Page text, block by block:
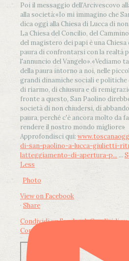
Poi il messaggio dell’Arcivescovo
alla società:«Io mi immagino che
dica oggi alla Chiesa di Lucca di
La Chiesa del Concilio, del
del magistero dei papi è una Chiesa
paura di confrontarsi con la realtà
l'annuncio del Vangelo».«Vediamo
della paura intorno a noi, nelle
grandi dinamiche sociali e politiche
di riarmo, di chiusura e di
fronte a questo, San Paolino
società di non chiudersi, di
paura, perché c'è ancora molto da
rendere il nostro mondo migliore»
Approfondisci qui:
di-san-paolino-a-lucca-giulietti-
latteggiamento-di-apertura-p... ...
Less
Photo
View on Facebook
· Share
Condividi su FacebookCondividi
Condividi su LinkedIn